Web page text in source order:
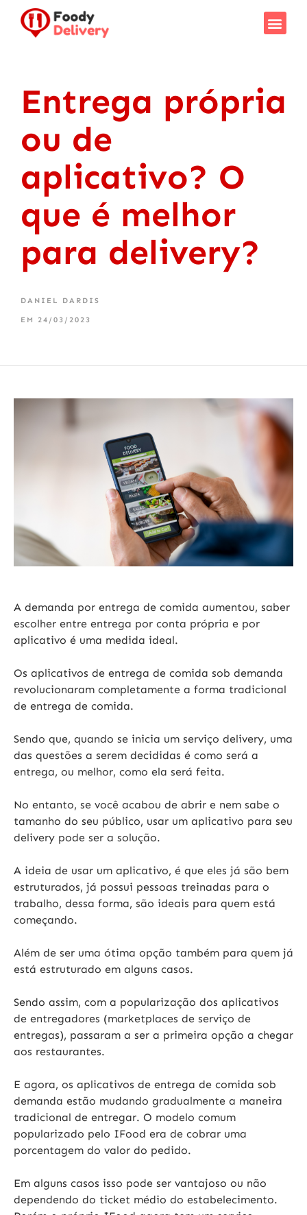
Entrega própria
ou de
aplicativo? O
que é melhor
para delivery?
DANIEL DARDIS
EM 24/03/2023
A demanda por entrega de comida aumentou, saber
escolher entre entrega por conta própria e por
aplicativo é uma medida ideal.
Os aplicativos de entrega de comida sob demanda
revolucionaram completamente a forma tradicional
de entrega de comida.
Sendo que, quando se inicia um serviço delivery, uma
das questões a serem decididas é como será a
entrega, ou melhor, como ela será feita.
No entanto, se você acabou de abrir e nem sabe o
tamanho do seu público, usar um aplicativo para seu
delivery pode ser a solução.
A ideia de usar um aplicativo, é que eles já são bem
estruturados, já possui pessoas treinadas para o
trabalho, dessa forma, são ideais para quem está
começando.
Além de ser uma ótima opção também para quem já
está estruturado em alguns casos.
Sendo assim, com a popularização dos aplicativos
de entregadores (marketplaces de serviço de
entregas), passaram a ser a primeira opção a chegar
aos restaurantes.
E agora, os aplicativos de entrega de comida sob
demanda estão mudando gradualmente a maneira
tradicional de entregar. O modelo comum
popularizado pelo IFood era de cobrar uma
porcentagem do valor do pedido.
Em alguns casos isso pode ser vantajoso ou não
dependendo do ticket médio do estabelecimento.